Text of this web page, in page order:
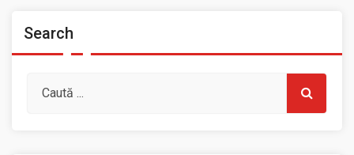
Search